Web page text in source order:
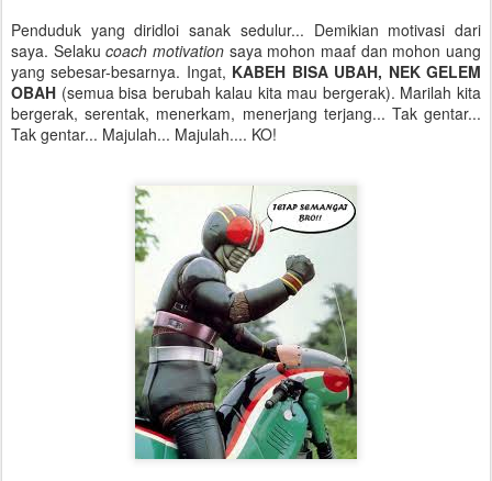
Penduduk yang diridloi sanak sedulur... Demikian motivasi dari
saya. Selakucoach motivation saya mohon maaf dan mohon uang
yang sebesar-besarnya. Ingat, KABEH BISA UBAH, NEK GELEM
OBAH (semua bisa berubah kalau kita mau bergerak). Marilah kita
bergerak, serentak, menerkam, menerjang terjang... Tak gentar...
Tak gentar... Majulah... Majulah.... KO!